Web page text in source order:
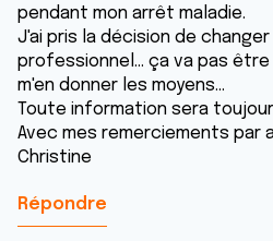
pendant mon arrêt maladie.
J'ai pris la décision de
professionnel... ça va pas être
m'en donner les moyens...
Toute information sera
Avec mes remerciements par
Christine
Répondre